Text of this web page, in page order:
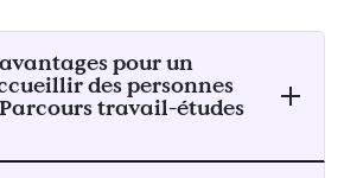
pour un
des personnes
travail-études